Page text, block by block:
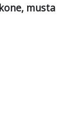
musta